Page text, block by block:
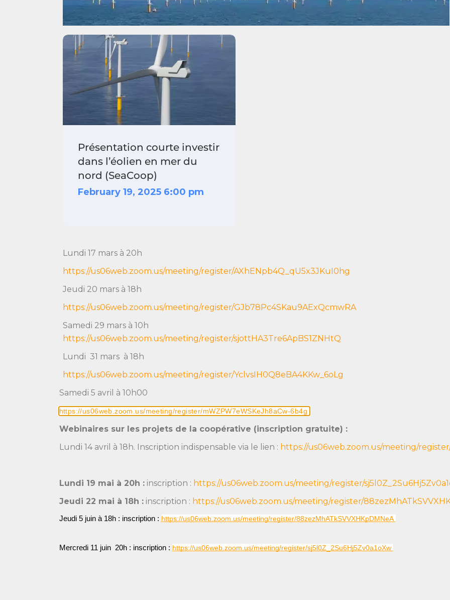
Présentation courte investir
dans l’éolien en mer du
nord (SeaCoop)
February 19, 2025 6:00 pm
Lundi 17 mars à 20h
https://us06web.zoom.us/meeting/register/AXhENpb4Q_qU5x3JKuI0hg
Jeudi 20 mars à 18h
https://us06web.zoom.us/meeting/register/GJb78Pc4SKau9AExQcmwRA
Samedi 29 mars à 10h
https://us06web.zoom.us/meeting/register/sjottHA3Tre6ApBS1ZNHtQ
Lundi 31 mars à 18h
https://us06web.zoom.us/meeting/register/YclvsIH0Q8eBA4KKw_6oLg
Samedi 5 avril à 10h00
https://us06web.zoom.us/meeting/register/mWZPW7eWSKeJh8aCw-6b4g
Webinaires sur les projets de la coopérative (inscription gratuite) :
Lundi 14 avril à 18h. Inscription indispensable via le lien : https://us06web.zoom.us/meeting/
Lundi 19 mai à 20h :inscription : https://us06web.zoom.us/meeting/register/
Jeudi 22 mai à 18h :inscription : https://us06web.zoom.us/meeting/register/
Jeudi 5 juin à 18h : inscription : https://us06web.zoom.us/meeting/register/88zezMhATkSVVXHKpDMNeA
Mercredi 11 juin  20h : inscription : https://us06web.zoom.us/meeting/register/sj5l0Z_2Su6Hj5Zv0a1oXw